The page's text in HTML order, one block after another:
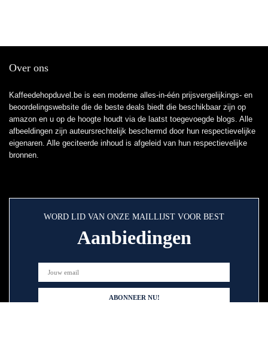
Over ons
Kaffeedehopduvel.be is een moderne alles-in-één prijsvergelijkings- en
beoordelingswebsite die de beste deals biedt die beschikbaar zijn op
amazon en u op de hoogte houdt via de laatst toegevoegde blogs. Alle
afbeeldingen zijn auteursrechtelijk beschermd door hun respectievelijke
eigenaren. Alle geciteerde inhoud is afgeleid van hun respectievelijke
bronnen.
WORD LID VAN ONZE MAILLIJST VOOR BEST
Aanbiedingen